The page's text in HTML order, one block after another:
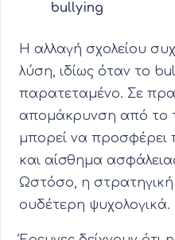
bullying
Η αλλαγή σχολείου
λύση, ιδίως όταν το
παρατεταμένο. Σε
απομάκρυνση από το
μπορεί να προσφέρει
και αίσθημα
Ωστόσο, η στρατηγική
ουδέτερη ψυχολογικά.